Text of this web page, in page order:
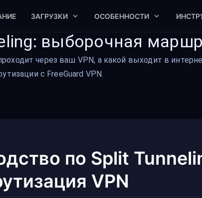
ЗАГРУЗКИ ОСОБЕННОСТИ
выборочная
через ваш VPN, а какой выходит в
с FreeGuard VPN.
по Split
VPN